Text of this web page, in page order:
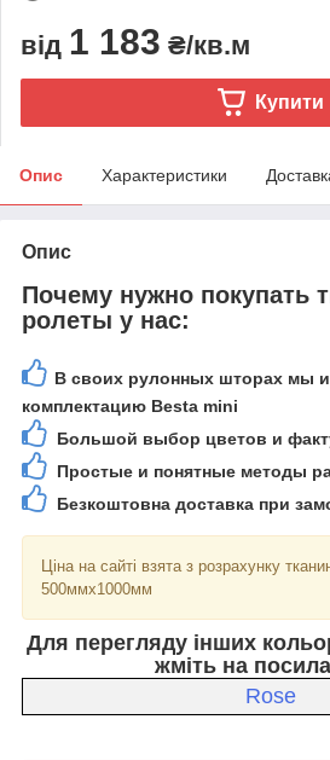
від 1 183 ₴/кв.м
Купити
Опис Характеристики
Опис
Почему нужно покупать
ролеты у нас:
В своих рулонных шторах мы
комплектацию Besta mini
Большой выбор цветов и
Простые и понятные методы
Безкоштовна доставка при
Ціна на сайті взята з розрахунку
500ммх1000мм
Для перегляду інших
жміть на
Rose